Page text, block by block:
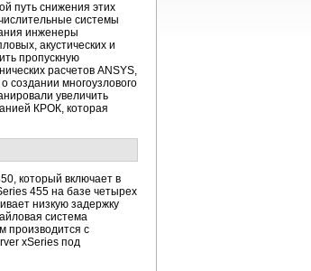
путь снижения этих
системы
инженеры
акустических и
пропускную
расчетов ANSYS,
создании многоузлового
увеличить
КРОК, которая
который включает в
455 на базе четырех
низкую задержку
система
производится с
xSeries под